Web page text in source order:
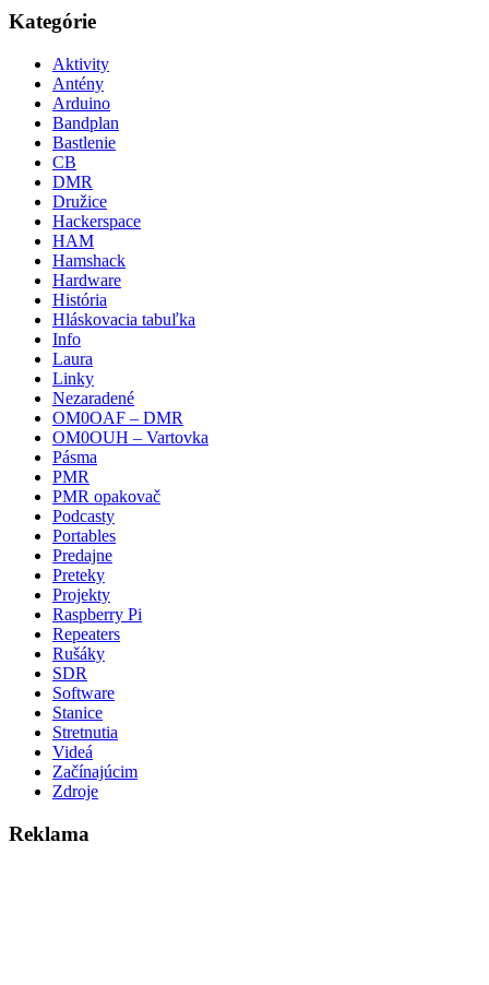
Kategórie
Aktivity
Antény
Arduino
Bandplan
Bastlenie
CB
DMR
Družice
Hackerspace
HAM
Hamshack
Hardware
História
Hláskovacia tabuľka
Info
Laura
Linky
Nezaradené
OM0OAF – DMR
OM0OUH – Vartovka
Pásma
PMR
PMR opakovač
Podcasty
Portables
Predajne
Preteky
Projekty
Raspberry Pi
Repeaters
Rušáky
SDR
Software
Stanice
Stretnutia
Videá
Začínajúcim
Zdroje
Reklama